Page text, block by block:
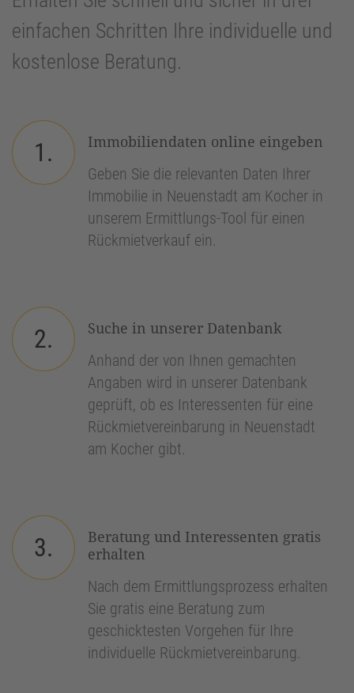
einfachen Schritten Ihre individuelle und
kostenlose Beratung.
1.
Immobiliendaten online eingeben
Geben Sie die relevanten Daten Ihrer
Immobilie in Neuenstadt am Kocher in
unserem Ermittlungs-Tool für einen
Rückmietverkauf ein.
2.
Suche in unserer Datenbank
Anhand der von Ihnen gemachten
Angaben wird in unserer Datenbank
geprüft, ob es Interessenten für eine
Rückmietvereinbarung in Neuenstadt
am Kocher gibt.
3.
Beratung und Interessenten gratis
erhalten
Nach dem Ermittlungsprozess erhalten
Sie gratis eine Beratung zum
geschicktesten Vorgehen für Ihre
individuelle Rückmietvereinbarung.